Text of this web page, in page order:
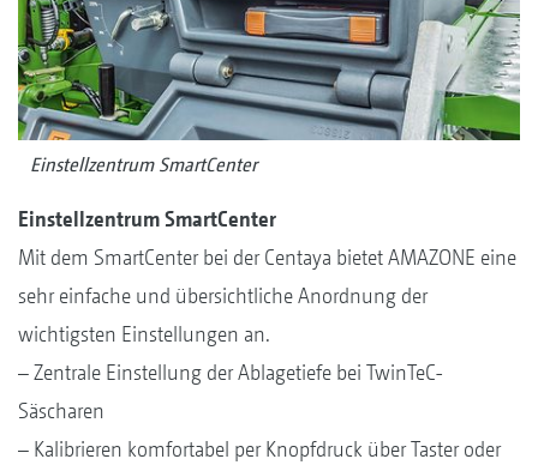
Einstellzentrum SmartCenter
Einstellzentrum SmartCenter
Mit dem SmartCenter bei der Centaya bietet AMAZONE eine
sehr einfache und übersichtliche Anordnung der
wichtigsten Einstellungen an.
– Zentrale Einstellung der Ablagetiefe bei TwinTeC-
Säscharen
– Kalibrieren komfortabel per Knopfdruck über Taster oder